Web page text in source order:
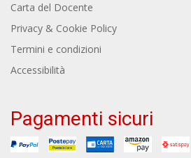
Carta del Docente
Privacy & Cookie Policy
Termini e condizioni
Accessibilità
Pagamenti sicuri